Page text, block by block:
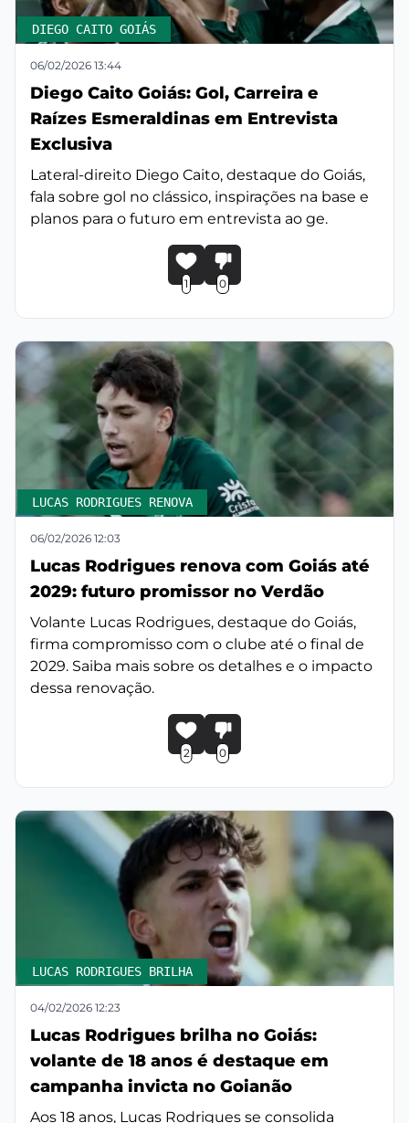
DIEGO CAITO GOIÁS
06/02/2026 13:44
Diego Caito Goiás: Gol, Carreira e
Raízes Esmeraldinas em Entrevista
Exclusiva
Lateral-direito Diego Caito, destaque do Goiás,
fala sobre gol no clássico, inspirações na base e
planos para o futuro em entrevista ao ge.
1 0
LUCAS RODRIGUES RENOVA
06/02/2026 12:03
Lucas Rodrigues renova com Goiás até
2029: futuro promissor no Verdão
Volante Lucas Rodrigues, destaque do Goiás,
firma compromisso com o clube até o final de
2029. Saiba mais sobre os detalhes e o impacto
dessa renovação.
2 0
LUCAS RODRIGUES BRILHA
04/02/2026 12:23
Lucas Rodrigues brilha no Goiás:
volante de 18 anos é destaque em
campanha invicta no Goianão
Aos 18 anos, Lucas Rodrigues se consolida